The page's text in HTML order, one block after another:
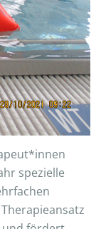
spezielle